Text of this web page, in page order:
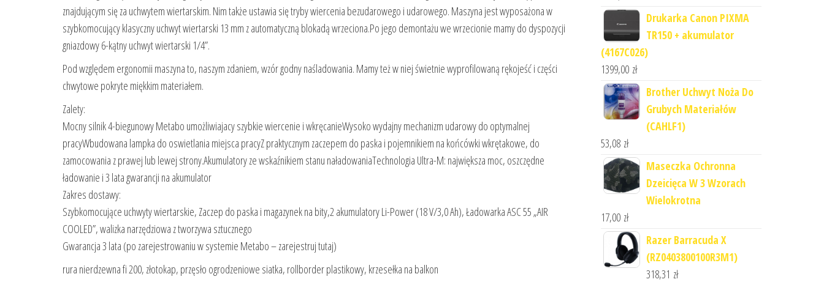
znajdującym się za uchwytem wiertarskim. Nim także ustawia się tryby wiercenia bezudarowego i udarowego. Maszyna jest wyposażona w
szybkomocujący klasyczny uchwyt wiertarski 13 mm z automatyczną blokadą wrzeciona.Po jego demontażu we wrzecionie mamy do dyspozycji
gniazdowy 6-kątny uchwyt wiertarski 1/4”.
Pod względem ergonomii maszyna to, naszym zdaniem, wzór godny naśladowania. Mamy też w niej świetnie wyprofilowaną rękojeść i części
chwytowe pokryte miękkim materiałem.
Zalety:
Mocny silnik 4-biegunowy Metabo umożliwiajacy szybkie wiercenie i wkręcanieWysoko wydajny mechanizm udarowy do optymalnej
pracyWbudowana lampka do oswietlania miejsca pracyZ praktycznym zaczepem do paska i pojemnikiem na końcówki wkrętakowe, do
zamocowania z prawej lub lewej strony.Akumulatory ze wskaźnikiem stanu naładowaniaTechnologia Ultra-M: największa moc, oszczędne
ładowanie i 3 lata gwarancji na akumulator
Zakres dostawy:
Szybkomocujące uchwyty wiertarskie, Zaczep do paska i magazynek na bity,2 akumulatory Li-Power (18 V/3,0 Ah), Ładowarka ASC 55 „AIR
COOLED”, walizka narzędziowa z tworzywa sztucznego
Gwarancja 3 lata (po zarejestrowaniu w systemie Metabo – zarejestruj tutaj)
rura nierdzewna fi 200, złotokap, przęsło ogrodzeniowe siatka, rollborder plastikowy, krzesełka na balkon
Drukarka Canon PIXMA
TR150 + akumulator
(4167C026)
1399,00 zł
Brother Uchwyt Noża Do
Grubych Materiałów
(CAHLF1)
53,08 zł
Maseczka Ochronna
Dzeicięca W 3 Wzorach
Wielokrotna
17,00 zł
Razer Barracuda X
(RZ0403800100R3M1)
318,31 zł